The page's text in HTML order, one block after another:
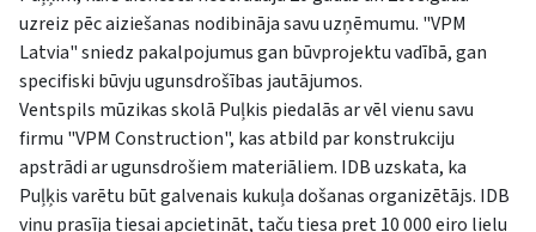
uzreiz pēc aiziešanas nodibināja savu uzņēmumu. "VPM
Latvia" sniedz pakalpojumus gan būvprojektu vadībā, gan
specifiski būvju ugunsdrošības jautājumos.
Ventspils mūzikas skolā Puļkis piedalās ar vēl vienu savu
firmu "VPM Construction", kas atbild par konstrukciju
apstrādi ar ugunsdrošiem materiāliem. IDB uzskata, ka
Puļķis varētu būt galvenais kukuļa došanas organizētājs. IDB
viņu prasīja tiesai apcietināt, taču tiesa pret 10 000 eiro lielu